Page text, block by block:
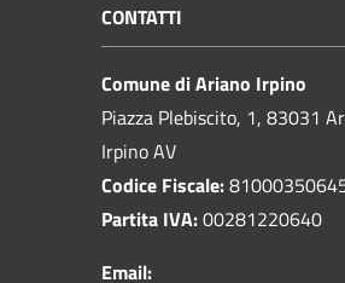
CONTATTI
Comune di Ariano Irpino
Piazza Plebiscito, 1, 83031
Irpino AV
Codice Fiscale:
Partita IVA:00281220640
Email: